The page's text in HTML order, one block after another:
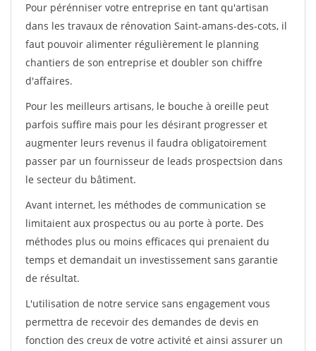
Pour pérénniser votre entreprise en tant qu'artisan
dans les travaux de rénovation Saint-amans-des-cots, il
faut pouvoir alimenter régulièrement le planning
chantiers de son entreprise et doubler son chiffre
d'affaires.
Pour les meilleurs artisans, le bouche à oreille peut
parfois suffire mais pour les désirant progresser et
augmenter leurs revenus il faudra obligatoirement
passer par un fournisseur de leads prospectsion dans
le secteur du bâtiment.
Avant internet, les méthodes de communication se
limitaient aux prospectus ou au porte à porte. Des
méthodes plus ou moins efficaces qui prenaient du
temps et demandait un investissement sans garantie
de résultat.
L'utilisation de notre service sans engagement vous
permettra de recevoir des demandes de devis en
fonction des creux de votre activité et ainsi assurer un